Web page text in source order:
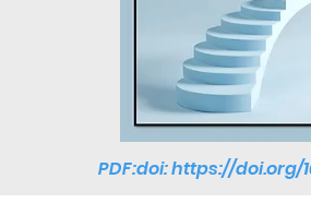
PDF:doi:https://doi.org/